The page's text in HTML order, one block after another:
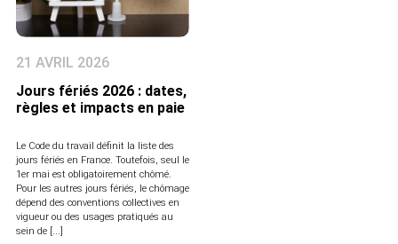
21 AVRIL 2026
Jours fériés 2026 : dates,
règles et impacts en paie
Le Code du travail définit la liste des
jours fériés en France. Toutefois, seul le
1er mai est obligatoirement chômé.
Pour les autres jours fériés, le chômage
dépend des conventions collectives en
vigueur ou des usages pratiqués au
sein de [...]